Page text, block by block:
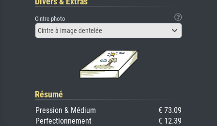
Cintre photo
Cintre à image dentelée
Résumé
Pression & Médium
€ 73.09
Perfectionnement
€ 12.39